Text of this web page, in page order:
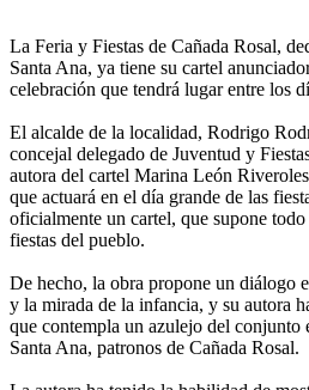
La Feria y Fiestas de Cañada Rosal,
Santa Ana, ya tiene su cartel
celebración que tendrá lugar entre los
El alcalde de la localidad, Rodrigo
concejal delegado de Juventud y
autora del cartel Marina León
que actuará en el día grande de las
oficialmente un cartel, que supone
fiestas del pueblo.
De hecho, la obra propone un diálogo
y la mirada de la infancia, y su autora
que contempla un azulejo del conjunto
Santa Ana, patronos de Cañada Rosal.